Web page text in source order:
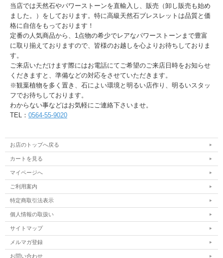
当店では天然石やパワーストーンを直輸入し、販売（卸し販売も始め
ました。）をしております。特に高級天然石ブレスレットは品質と価
格に自信をもっております！
定番の人気商品から、1点物の希少でレアなパワーストーンまで豊富
に取り揃えておりますので、皆様のお越しを心よりお待ちしておりま
す。
ご来店いただけます際にはお電話にてご希望のご来店日時をお知らせ
くだきますと、準備などの対応をさせていただきます。
※観葉植物を多く置き、石によい環境と明るい店作り、明るいスタッ
フでお待ちしております。
わからない事などはお気軽にご連絡下さいませ。
TEL： 0564-55-9020
お店のトップへ戻る
カートを見る
マイページへ
ご利用案内
特定商取引法表示
個人情報の取扱い
サイトマップ
メルマガ登録
お問い合わせ